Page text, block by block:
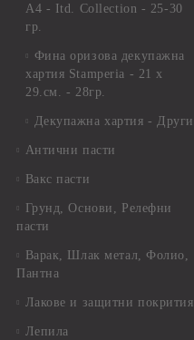
А4 - Itd. Collection - 25-30
гр.
Фина оризова декупажна
хартия Stamperia - 21 х
29.см. - 28гр.
Декупажна хартия - Други
Антични пасти
Вакс пасти
Грунд, Основи, Релефни
пасти
Варак, Шлак метал, Фолио,
Пантна
Лакове и защитни покрития
Лепила